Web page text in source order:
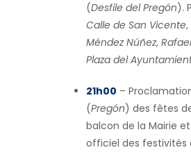
(Desfile del Pregón).
Calle de San Vicente,
Méndez Núñez,
Plaza del
21h00 –
(Pregón) des fêtes
balcon de la Mairie
officiel des festivités